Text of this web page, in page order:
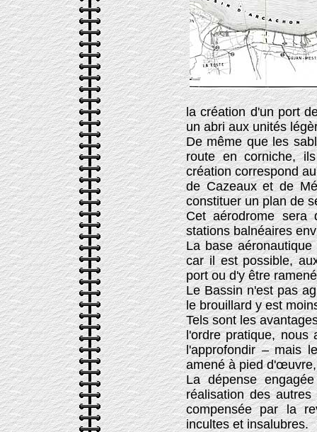
la création d'un port
un abri aux unités
De même que les
route en corniche,
création correspond
de Cazeaux et de
constituer un plan de
Cet aérodrome sera
stations balnéaires
La base
car il est possible,
port ou d'y être
Le Bassin n'est pas
le brouillard y est
Tels sont les
l'ordre pratique,
l'approfondir – mais
amené à pied
La dépense
réalisation des
compensée par la
incultes et insalubres.